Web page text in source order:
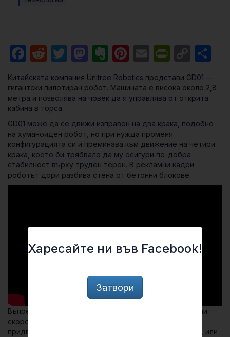
Facebook
RedditTwitter
Mastodon
Evernote
Pinterest
Email
Link
Китайската компания Unitree Robotics представи GD01 —
гигантски пилотиран робот. Машината е висока около 2,8
метра и позволява на човек да я управлява от открита
кабина в торса.
GD01 може да се движи изправен на два крака, подобно
на хуманоиден робот, но при нужда променя
конфигурацията си и преминава към движение на четири
крака, което би трябвало да му осигури по-добра
стабилност върху труден терен. В рекламни кадри
роботът дори разбива стена от бетонни блокове.
Въпреки впечатляващата демонстрация, GD01 едва ли
скоро ще се превърне в средство за всекидневно
придвижване. Началната му цена е 3,9 милиона юана, или
Харесайте ни във Facebook!
Затвори